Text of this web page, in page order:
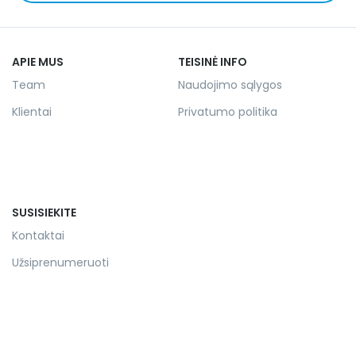
APIE MUS
Team
Klientai
TEISINĖ INFO
Naudojimo sąlygos
Privatumo politika
SUSISIEKITE
Kontaktai
Užsiprenumeruoti